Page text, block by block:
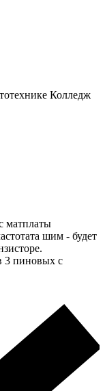
Колледж
матплаты
шим - будет
3 пиновых с